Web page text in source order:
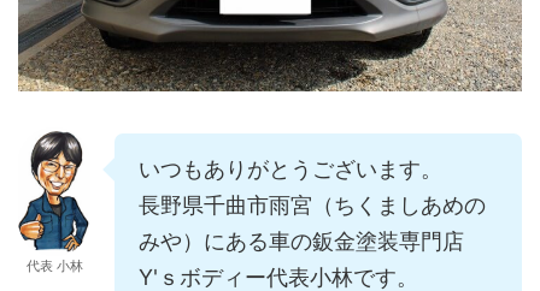
代表 小林
いつもありがとうございます。
長野県千曲市雨宮（ちくましあめの
みや）にある車の鈑金塗装専門店
Y'ｓボディー代表小林です。